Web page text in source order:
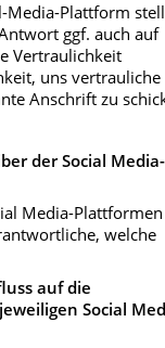
Media-Plattform
ggf. auch auf
Vertraulichkeit
uns vertrauliche
Anschrift zu
der Social Media-
Media-
welche
auf die
Social